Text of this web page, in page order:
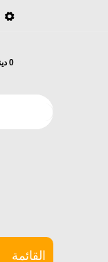
0 دينار